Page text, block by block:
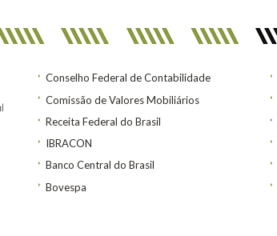
Conselho Federal de Contabilidade
Comissão de Valores Mobiliários
Receita Federal do Brasil
IBRACON
Banco Central do Brasil
Bovespa